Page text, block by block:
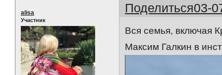
Поделиться03-
alisa
Участник
Вся семья, включая
Максим Галкин в